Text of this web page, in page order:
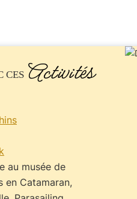
CES Activités
au musée de
en Catamaran,